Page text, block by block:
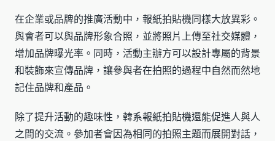
在企業或品牌的推廣活動中，報紙拍貼機同樣大放異彩。
與會者可以與品牌形象合照，並將照片上傳至社交媒體，
增加品牌曝光率。同時，活動主辦方可以設計專屬的背景
和裝飾來宣傳品牌，讓參與者在拍照的過程中自然而然地
記住品牌和產品。
除了提升活動的趣味性，韓系報紙拍貼機還能促進人與人
之間的交流。參加者會因為相同的拍照主題而展開對話，